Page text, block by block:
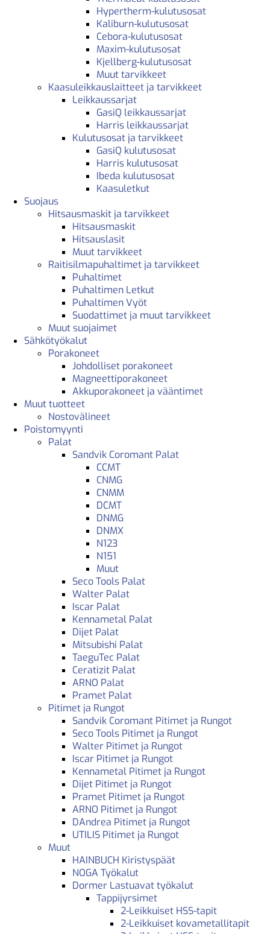
Hypertherm-kulutusosat
Kaliburn-kulutusosat
Cebora-kulutusosat
Maxim-kulutusosat
Kjellberg-kulutusosat
Muut tarvikkeet
Kaasuleikkauslaitteet ja tarvikkeet
Leikkaussarjat
GasiQ leikkaussarjat
Harris leikkaussarjat
Kulutusosat ja tarvikkeet
GasiQ kulutusosat
Harris kulutusosat
Ibeda kulutusosat
Kaasuletkut
Suojaus
Hitsausmaskit ja tarvikkeet
Hitsausmaskit
Hitsauslasit
Muut tarvikkeet
Raitisilmapuhaltimet ja tarvikkeet
Puhaltimet
Puhaltimen Letkut
Puhaltimen Vyöt
Suodattimet ja muut tarvikkeet
Muut suojaimet
Sähkötyökalut
Porakoneet
Johdolliset porakoneet
Magneettiporakoneet
Akkuporakoneet ja vääntimet
Muut tuotteet
Nostovälineet
Poistomyynti
Palat
Sandvik Coromant Palat
CCMT
CNMG
CNMM
DCMT
DNMG
DNMX
N123
N151
Muut
Seco Tools Palat
Walter Palat
Iscar Palat
Kennametal Palat
Dijet Palat
Mitsubishi Palat
TaeguTec Palat
Ceratizit Palat
ARNO Palat
Pramet Palat
Pitimet ja Rungot
Sandvik Coromant Pitimet ja Rungot
Seco Tools Pitimet ja Rungot
Walter Pitimet ja Rungot
Iscar Pitimet ja Rungot
Kennametal Pitimet ja Rungot
Dijet Pitimet ja Rungot
Pramet Pitimet ja Rungot
ARNO Pitimet ja Rungot
DAndrea Pitimet ja Rungot
UTILIS Pitimet ja Rungot
Muut
HAINBUCH Kiristyspäät
NOGA Työkalut
Dormer Lastuavat työkalut
Tappijyrsimet
2-Leikkuiset HSS-tapit
2-Leikkuiset kovametallitapit